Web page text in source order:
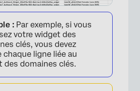
: Par exemple, si vous
votre widget des
clés, vous devez
chaque ligne liée au
des domaines clés.